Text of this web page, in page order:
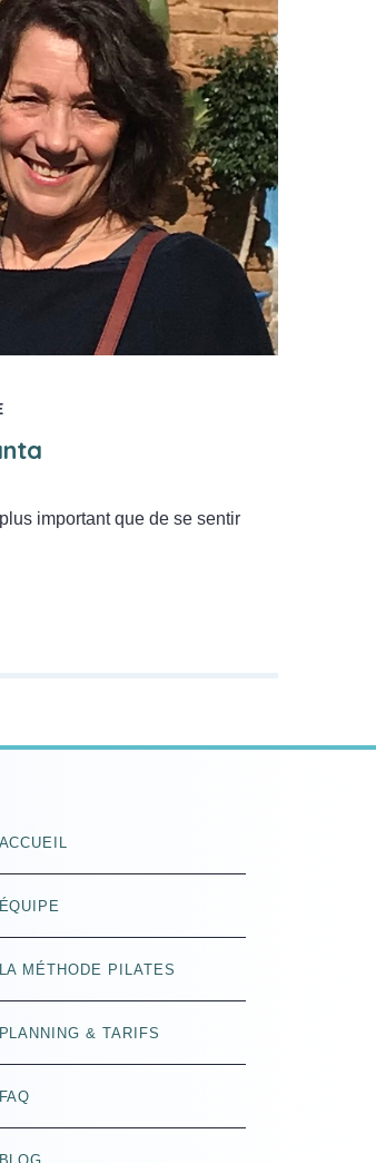
important que de se sentir
ACCUEIL
ÉQUIPE
LA MÉTHODE PILATES
PLANNING & TARIFS
FAQ